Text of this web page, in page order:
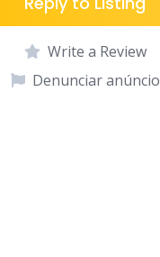
Write a Review
Denunciar anúncio